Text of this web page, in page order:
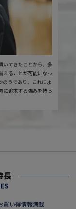
いてきたことから、多
えることが可能になっ
のうであり、これによ
に追求する強みを持っ
長
買い得情報満載